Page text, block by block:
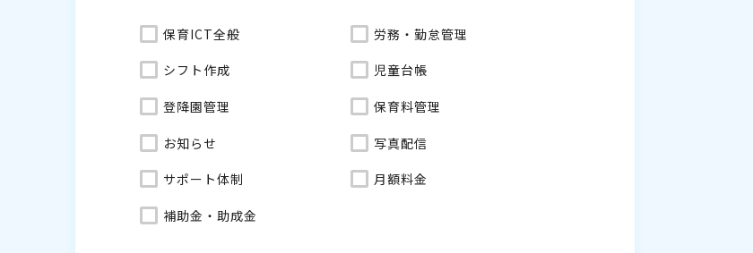
保育ICT全般 労務・勤怠管理
シフト作成 児童台帳
登降園管理 保育料管理
お知らせ 写真配信
サポート体制 月額料金
補助金・助成金